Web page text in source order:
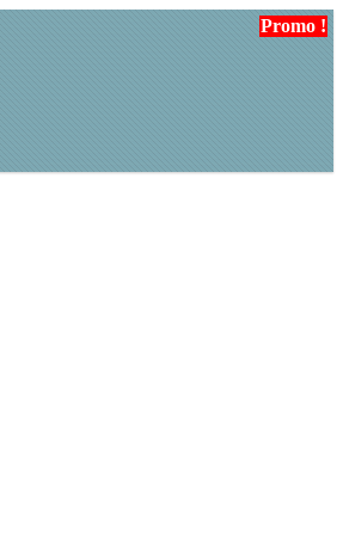
Promo !